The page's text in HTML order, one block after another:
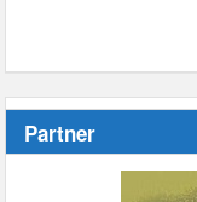
Partner